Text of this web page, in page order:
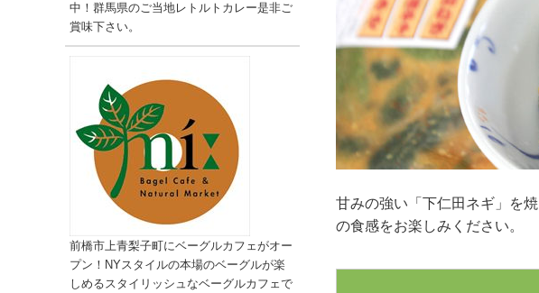
甘みの強い「下仁田ネギ」を
の食感をお楽しみください。
中！群馬県のご当地レトルトカレー是非ご
賞味下さい。
前橋市上青梨子町にベーグルカフェがオー
プン！NYスタイルの本場のベーグルが楽
しめるスタイリッシュなベーグルカフェで